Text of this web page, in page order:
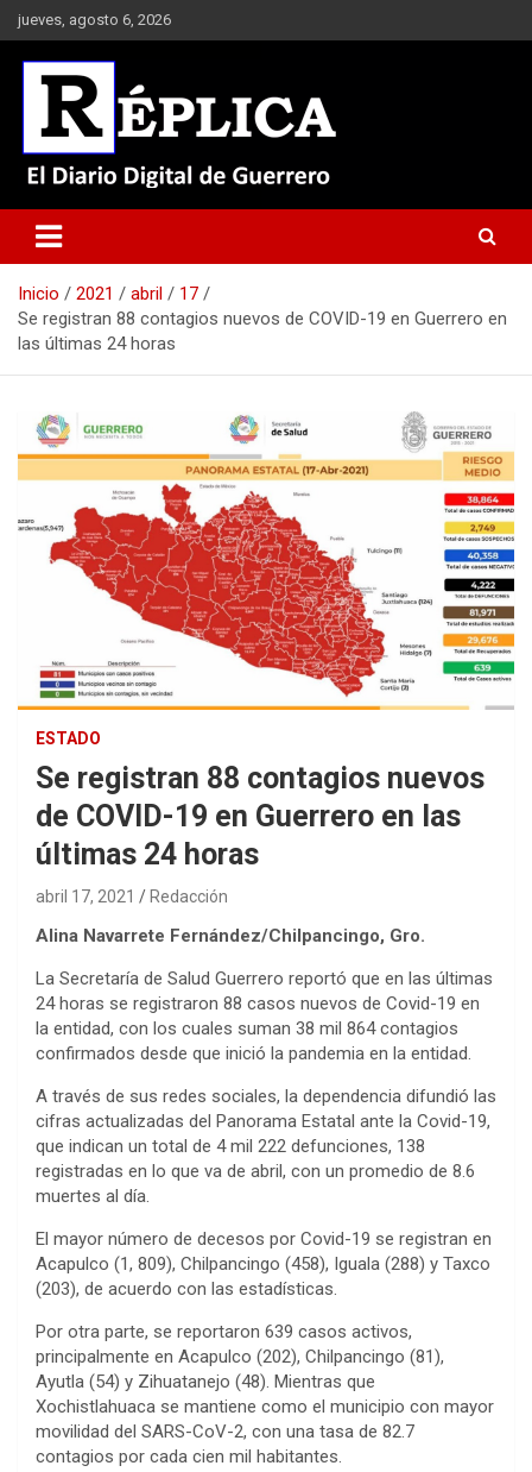
Saltar
al
contenido
jueves, agosto 6, 2026
Réplica
Inicio 2021 abril
17
Se registran 88 contagios nuevos de COVID-19 en Guerrero en
las últimas 24 horas
ESTADO
Se registran 88 contagios nuevos
de COVID-19 en Guerrero en las
últimas 24 horas
abril 17, 2021 Redacción
Alina Navarrete Fernández/Chilpancingo, Gro.
La Secretaría de Salud Guerrero reportó que en las últimas
24 horas se registraron 88 casos nuevos de Covid-19 en
la entidad, con los cuales suman 38 mil 864 contagios
confirmados desde que inició la pandemia en la entidad.
A través de sus redes sociales, la dependencia difundió las
cifras actualizadas del Panorama Estatal ante la Covid-19,
que indican un total de 4 mil 222 defunciones, 138
registradas en lo que va de abril, con un promedio de 8.6
muertes al día.
El mayor número de decesos por Covid-19 se registran en
Acapulco (1, 809), Chilpancingo (458), Iguala (288) y Taxco
(203), de acuerdo con las estadísticas.
Por otra parte, se reportaron 639 casos activos,
principalmente en Acapulco (202), Chilpancingo (81),
Ayutla (54) y Zihuatanejo (48). Mientras que
Xochistlahuaca se mantiene como el municipio con mayor
movilidad del SARS-CoV-2, con una tasa de 82.7
contagios por cada cien mil habitantes.